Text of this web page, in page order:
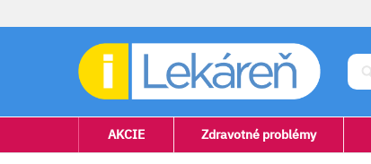
AKCIE Zdravotné problémy